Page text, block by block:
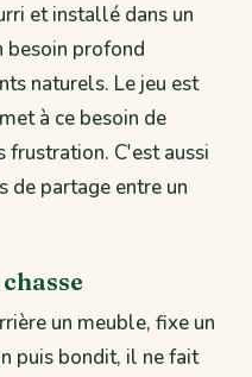
et installé dans un
profond
naturels. Le jeu est
à ce besoin de
frustration. C'est aussi
de partage entre un
un meuble, fixe un
puis bondit, il ne fait